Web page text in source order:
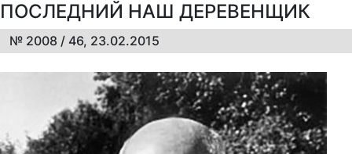
ПОСЛЕДНИЙ НАШ ДЕРЕВЕНЩИК
№ 2008 / 46, 23.02.2015